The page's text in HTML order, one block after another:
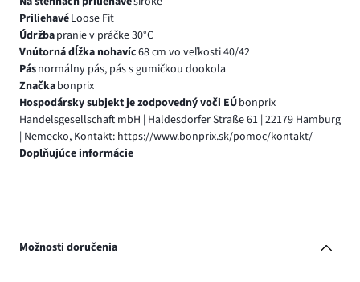
PriliehavéLoose Fit
Údržbapranie v práčke 30°C
Vnútorná dĺžka nohavíc68 cm vo veľkosti 40/42
Pásnormálny pás, pás s gumičkou dookola
Značkabonprix
Hospodársky subjekt je zodpovedný voči EÚbonprix
Handelsgesellschaft mbH | Haldesdorfer Straße 61 | 22179 Hamburg
| Nemecko, Kontakt: https://www.bonprix.sk/pomoc/kontakt/
Doplňujúce informácie
Možnosti doručenia